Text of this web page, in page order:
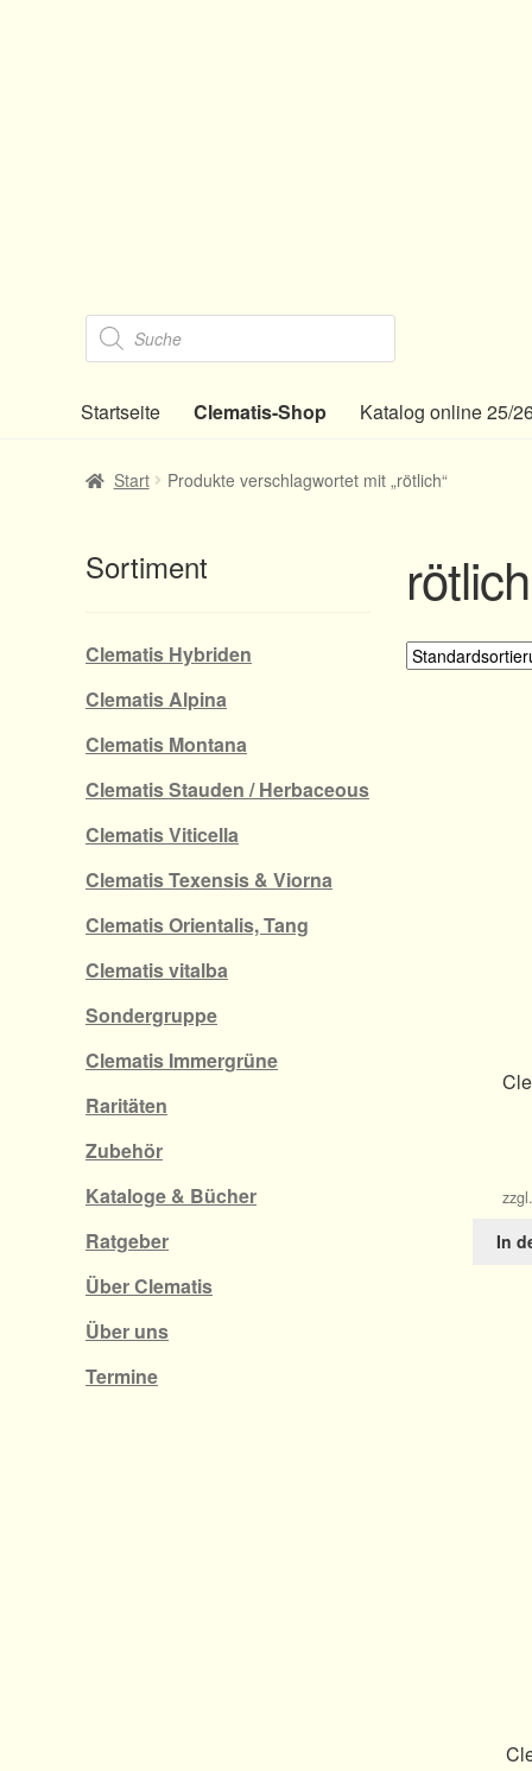
Products
search
Startseite Clematis-Shop Katalog online 25/
Start Produkte verschlagwortet mit „rötlich“
rötlich
zzgl.
In
Sortiment
Clematis Hybriden
Clematis Alpina
Clematis Montana
Clematis Stauden / Herbaceous
Clematis Viticella
Clematis Texensis & Viorna
Clematis Orientalis, Tang
Clematis vitalba
Sondergruppe
Clematis Immergrüne
Raritäten
Zubehör
Kataloge & Bücher
Ratgeber
Über Clematis
Über uns
Termine